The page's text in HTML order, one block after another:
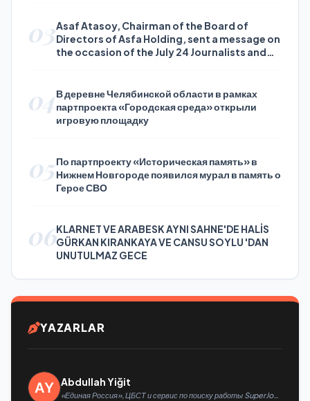
03Asaf Atasoy, Chairman of the Board of
Directors of Asfa Holding, sent a message on
the occasion of the July 24 Journalists and
04В деревне Челябинской области в рамках
партпроекта «Городская среда» открыли
игровую площадку
05По партпроекту «Историческая память» в
Нижнем Новгороде появился мурал в память о
Герое СВО
06KLARNET VE ARABESK AYNI SAHNE'DE HALİS
GÜRKAN KIRANKAYA VE CANSU SOYLU 'DAN
UNUTULMAZ GECE
YAZARLAR
Abdullah Yiğit
«Единая Россия», ЦБСТ и сервис по поиску работы SuperJob